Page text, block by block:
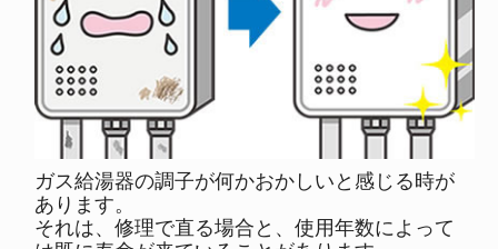
ガス給湯器の調子が何かおかしいと感じる時が
あります。
それは、修理で直る場合と、使用年数によって